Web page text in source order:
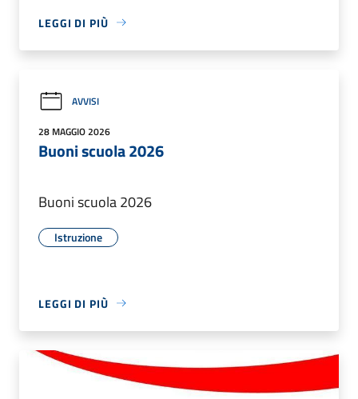
LEGGI DI PIÙ
AVVISI
28 MAGGIO 2026
Buoni scuola 2026
Buoni scuola 2026
Istruzione
LEGGI DI PIÙ